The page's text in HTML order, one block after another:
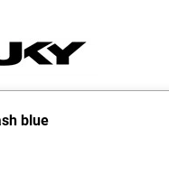
blue